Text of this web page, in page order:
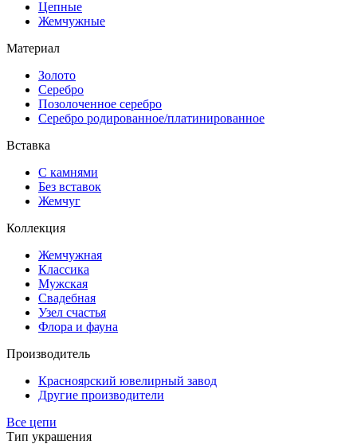
Цепные
Жемчужные
Материал
Золото
Серебро
Позолоченное серебро
Серебро родированное/платинированное
Вставка
С камнями
Без вставок
Жемчуг
Коллекция
Жемчужная
Классика
Мужская
Свадебная
Узел счастья
Флора и фауна
Производитель
Красноярский ювелирный завод
Другие производители
Все цепи
Тип украшения